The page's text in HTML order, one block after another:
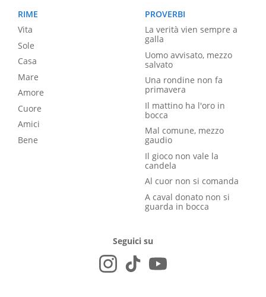
RIME
Vita
Sole
Casa
Mare
Amore
Cuore
Amici
Bene
PROVERBI
La verità vien sempre a
galla
Uomo avvisato, mezzo
salvato
Una rondine non fa
primavera
Il mattino ha l'oro in
bocca
Mal comune, mezzo
gaudio
Il gioco non vale la
candela
Al cuor non si comanda
A caval donato non si
guarda in bocca
Seguici su